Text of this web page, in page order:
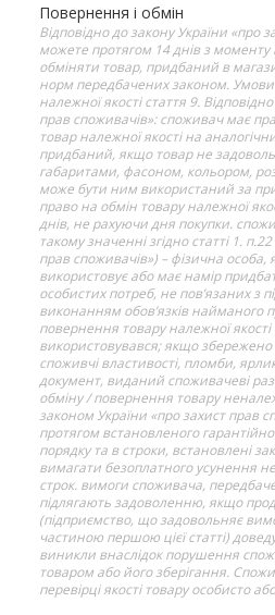
Повернення і обмін
Відповідно до закону України «про
можете протягом 14 днів з моменту
обміняти товар, придбаний в
норм передбачених законом.
належної якості стаття 9.
прав споживачів»: споживач має
товар належної якості на
придбаний, якщо товар не
габаритами, фасоном, кольором,
може бути ним використаний за
право на обмін товару належної
днів, не рахуючи дня покупки.
такому значенні згідно статті 1.
прав споживачів») – фізична особа,
використовує або має намір
особистих потреб, не пов’язаних з
виконанням обов’язків найманого
повернення товару належної
використовувався; якщо
споживчі властивості, пломби,
документ, виданий споживачеві
обміну / повернення товару
законом України «про захист прав
протягом встановленого
порядку та в строки, встановлені
вимагати безоплатного усунення
строк. вимоги споживача,
підлягають задоволенню, якщо
(підприємство, що задовольняє
частиною першою цієї статті)
виникли внаслідок порушення
товаром або його зберігання.
перевірці якості товару особисто